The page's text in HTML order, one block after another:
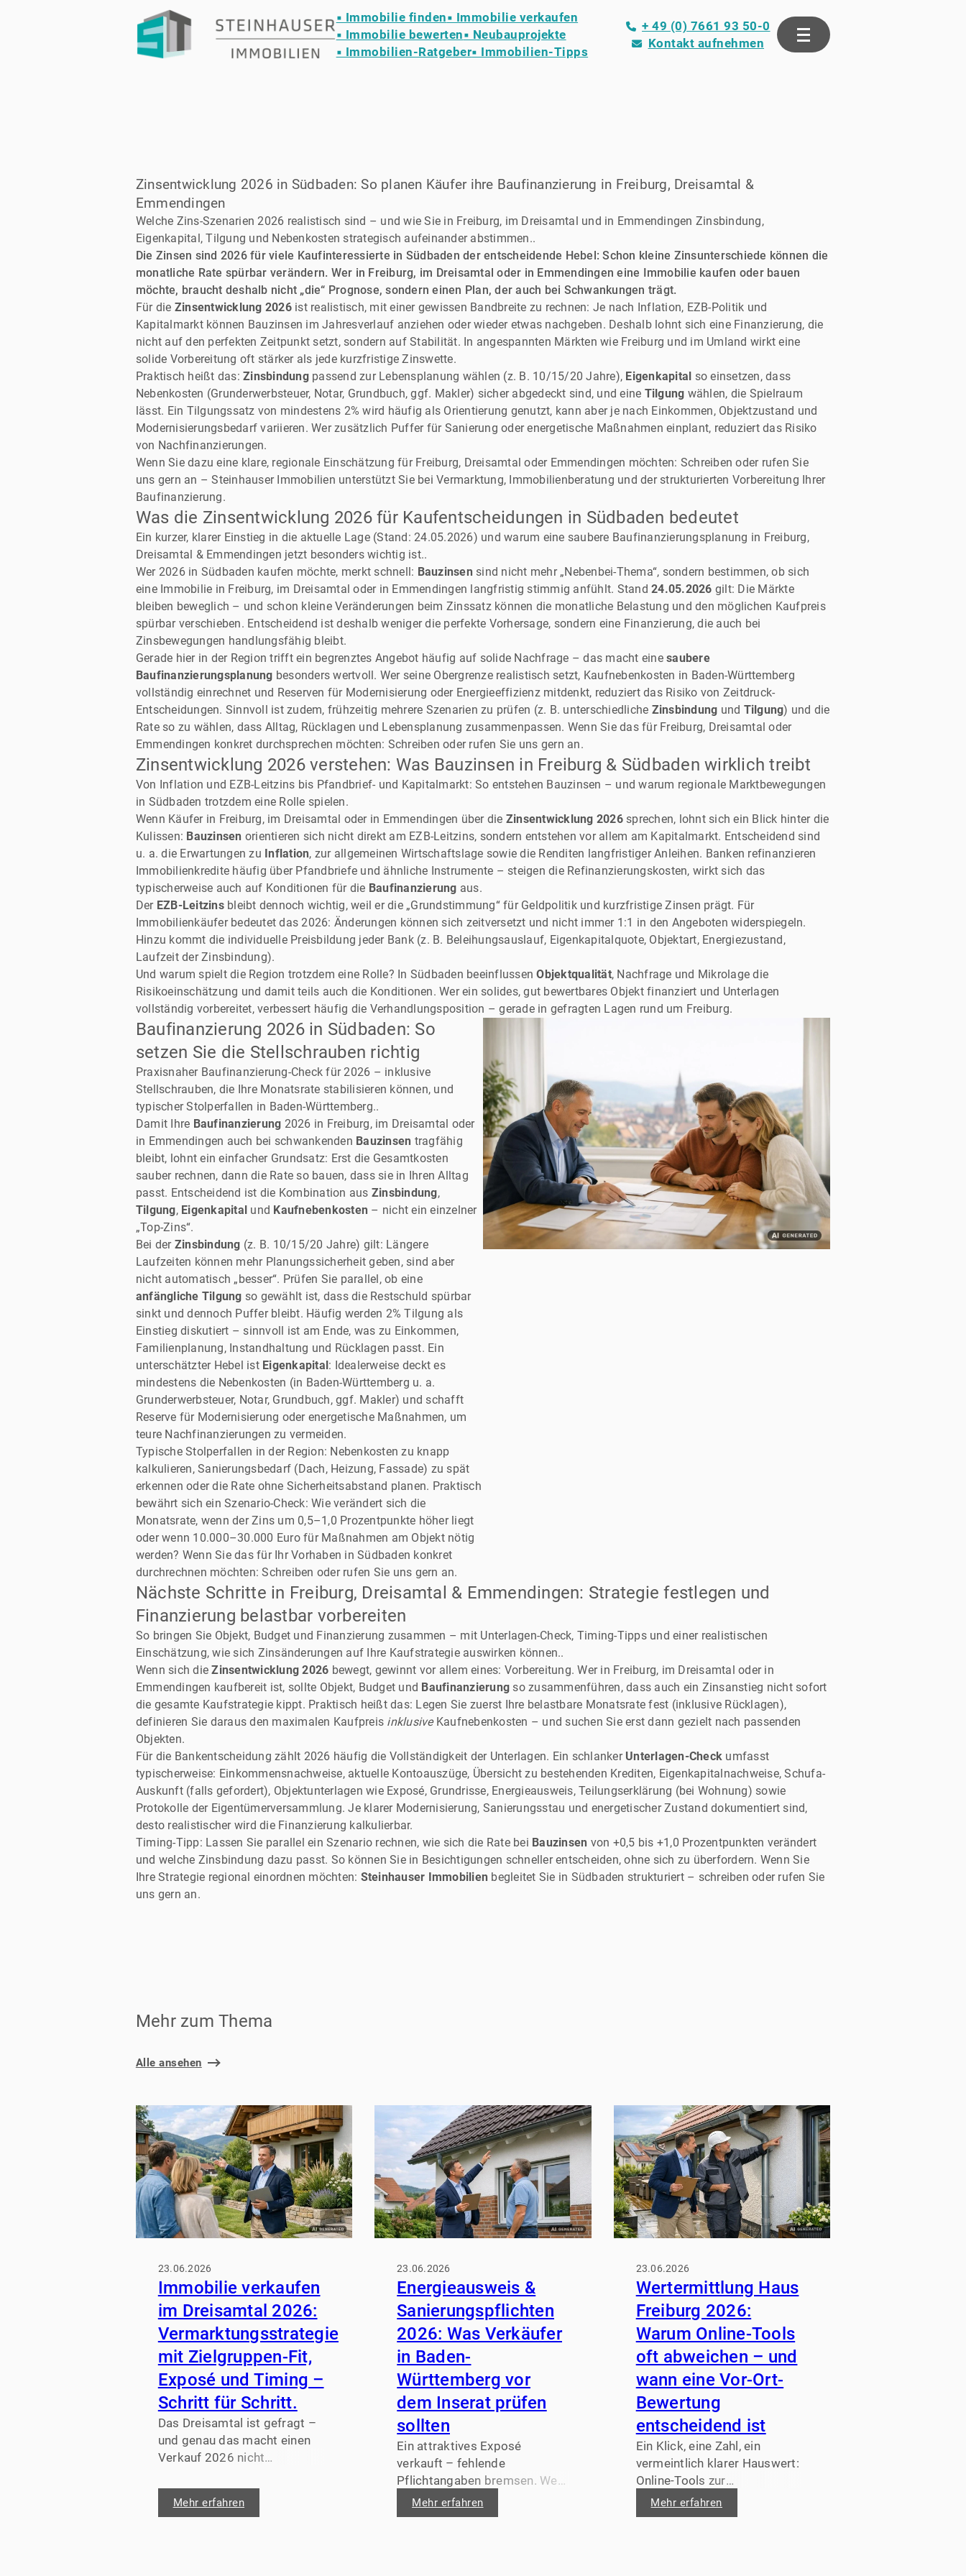
▪ Immobilie finden▪ Immobilie verkaufen
▪ Immobilie bewerten▪ Neubauprojekte
▪ Immobilien-Ratgeber▪ Immobilien-Tipps
+ 49 (0) 7661 93 50-0
Kontakt aufnehmen
Zinsentwicklung 2026 in Südbaden: So planen Käufer ihre Baufinanzierung in Freiburg, Dreisamtal &
Emmendingen
Welche Zins-Szenarien 2026 realistisch sind – und wie Sie in Freiburg, im Dreisamtal und in Emmendingen Zinsbindung,
Eigenkapital, Tilgung und Nebenkosten strategisch aufeinander abstimmen..
Die Zinsen sind 2026 für viele Kaufinteressierte in Südbaden der entscheidende Hebel: Schon kleine Zinsunterschiede können die
monatliche Rate spürbar verändern. Wer in Freiburg, im Dreisamtal oder in Emmendingen eine Immobilie kaufen oder bauen
möchte, braucht deshalb nicht „die“ Prognose, sondern einen Plan, der auch bei Schwankungen trägt.
Für die Zinsentwicklung 2026ist realistisch, mit einer gewissen Bandbreite zu rechnen: Je nach Inflation, EZB-Politik und
Kapitalmarkt können Bauzinsen im Jahresverlauf anziehen oder wieder etwas nachgeben. Deshalb lohnt sich eine Finanzierung, die
nicht auf den perfekten Zeitpunkt setzt, sondern auf Stabilität. In angespannten Märkten wie Freiburg und im Umland wirkt eine
solide Vorbereitung oft stärker als jede kurzfristige Zinswette.
Praktisch heißt das:Zinsbindungpassend zur Lebensplanung wählen (z. B. 10/15/20 Jahre), Eigenkapital so einsetzen, dass
Nebenkosten (Grunderwerbsteuer, Notar, Grundbuch, ggf. Makler) sicher abgedeckt sind, und eine Tilgung wählen, die Spielraum
lässt. Ein Tilgungssatz von mindestens 2% wird häufig als Orientierung genutzt, kann aber je nach Einkommen, Objektzustand und
Modernisierungsbedarf variieren. Wer zusätzlich Puffer für Sanierung oder energetische Maßnahmen einplant, reduziert das Risiko
von Nachfinanzierungen.
Wenn Sie dazu eine klare, regionale Einschätzung für Freiburg, Dreisamtal oder Emmendingen möchten: Schreiben oder rufen Sie
uns gern an – Steinhauser Immobilien unterstützt Sie bei Vermarktung, Immobilienberatung und der strukturierten Vorbereitung Ihrer
Baufinanzierung.
Was die Zinsentwicklung 2026 für Kaufentscheidungen in Südbaden bedeutet
Ein kurzer, klarer Einstieg in die aktuelle Lage (Stand: 24.05.2026) und warum eine saubere Baufinanzierungsplanung in Freiburg,
Dreisamtal & Emmendingen jetzt besonders wichtig ist..
Wer 2026 in Südbaden kaufen möchte, merkt schnell: Bauzinsen sind nicht mehr „Nebenbei-Thema“, sondern bestimmen, ob sich
eine Immobilie in Freiburg, im Dreisamtal oder in Emmendingen langfristig stimmig anfühlt. Stand24.05.2026 gilt: Die Märkte
bleiben beweglich – und schon kleine Veränderungen beim Zinssatz können die monatliche Belastung und den möglichen Kaufpreis
spürbar verschieben. Entscheidend ist deshalb weniger die perfekte Vorhersage, sondern eine Finanzierung, die auch bei
Zinsbewegungen handlungsfähig bleibt.
Gerade hier in der Region trifft ein begrenztes Angebot häufig auf solide Nachfrage – das macht einesaubere
Baufinanzierungsplanung besonders wertvoll. Wer seine Obergrenze realistisch setzt, Kaufnebenkosten in Baden-Württemberg
vollständig einrechnet und Reserven für Modernisierung oder Energieeffizienz mitdenkt, reduziert das Risiko von Zeitdruck-
Entscheidungen. Sinnvoll ist zudem, frühzeitig mehrere Szenarien zu prüfen (z. B. unterschiedliche Zinsbindung und Tilgung) und die
Rate so zu wählen, dass Alltag, Rücklagen und Lebensplanung zusammenpassen. Wenn Sie das für Freiburg, Dreisamtal oder
Emmendingen konkret durchsprechen möchten: Schreiben oder rufen Sie uns gern an.
Zinsentwicklung 2026 verstehen: Was Bauzinsen in Freiburg & Südbaden wirklich treibt
Von Inflation und EZB-Leitzins bis Pfandbrief- und Kapitalmarkt: So entstehen Bauzinsen – und warum regionale Marktbewegungen
in Südbaden trotzdem eine Rolle spielen.
Wenn Käufer in Freiburg, im Dreisamtal oder in Emmendingen über die Zinsentwicklung 2026sprechen, lohnt sich ein Blick hinter die
Kulissen: Bauzinsen orientieren sich nicht direkt am EZB-Leitzins, sondern entstehen vor allem am Kapitalmarkt. Entscheidend sind
u. a. die Erwartungen zu Inflation, zur allgemeinen Wirtschaftslage sowie die Renditen langfristiger Anleihen. Banken refinanzieren
Immobilienkredite häufig über Pfandbriefe und ähnliche Instrumente – steigen die Refinanzierungskosten, wirkt sich das
typischerweise auch auf Konditionen für die Baufinanzierung aus.
Der EZB-Leitzinsbleibt dennoch wichtig, weil er die „Grundstimmung“ für Geldpolitik und kurzfristige Zinsen prägt. Für
Immobilienkäufer bedeutet das 2026: Änderungen können sich zeitversetzt und nicht immer 1:1 in den Angeboten widerspiegeln.
Hinzu kommt die individuelle Preisbildung jeder Bank (z. B. Beleihungsauslauf, Eigenkapitalquote, Objektart, Energiezustand,
Laufzeit der Zinsbindung).
Und warum spielt die Region trotzdem eine Rolle? In Südbaden beeinflussenObjektqualität, Nachfrage und Mikrolage die
Risikoeinschätzung und damit teils auch die Konditionen. Wer ein solides, gut bewertbares Objekt finanziert und Unterlagen
vollständig vorbereitet, verbessert häufig die Verhandlungsposition – gerade in gefragten Lagen rund um Freiburg.
Baufinanzierung 2026 in Südbaden: So
setzen Sie die Stellschrauben richtig
Praxisnaher Baufinanzierung-Check für 2026 – inklusive
Stellschrauben, die Ihre Monatsrate stabilisieren können, und
typischer Stolperfallen in Baden-Württemberg..
Damit Ihre Baufinanzierung 2026 in Freiburg, im Dreisamtal oder
in Emmendingen auch bei schwankenden Bauzinsen tragfähig
bleibt, lohnt ein einfacher Grundsatz: Erst die Gesamtkosten
sauber rechnen, dann die Rate so bauen, dass sie in Ihren Alltag
passt. Entscheidend ist die Kombination aus Zinsbindung,
Tilgung, Eigenkapital und Kaufnebenkosten – nicht ein einzelner
„Top-Zins“.
Bei der Zinsbindung (z. B. 10/15/20 Jahre) gilt: Längere
Laufzeiten können mehr Planungssicherheit geben, sind aber
nicht automatisch „besser“. Prüfen Sie parallel, ob eine
anfängliche Tilgung so gewählt ist, dass die Restschuld spürbar
sinkt und dennoch Puffer bleibt. Häufig werden 2% Tilgung als
Einstieg diskutiert – sinnvoll ist am Ende, was zu Einkommen,
Familienplanung, Instandhaltung und Rücklagen passt. Ein
unterschätzter Hebel ist Eigenkapital: Idealerweise deckt es
mindestens die Nebenkosten (in Baden-Württemberg u. a.
Grunderwerbsteuer, Notar, Grundbuch, ggf. Makler) und schafft
Reserve für Modernisierung oder energetische Maßnahmen, um
teure Nachfinanzierungen zu vermeiden.
Typische Stolperfallen in der Region: Nebenkosten zu knapp
kalkulieren, Sanierungsbedarf (Dach, Heizung, Fassade) zu spät
erkennen oder die Rate ohne Sicherheitsabstand planen. Praktisch
bewährt sich ein Szenario-Check: Wie verändert sich die
Monatsrate, wenn der Zins um 0,5–1,0 Prozentpunkte höher liegt
oder wenn 10.000–30.000 Euro für Maßnahmen am Objekt nötig
werden? Wenn Sie das für Ihr Vorhaben in Südbaden konkret
durchrechnen möchten: Schreiben oder rufen Sie uns gern an.
Nächste Schritte in Freiburg, Dreisamtal & Emmendingen: Strategie festlegen und
Finanzierung belastbar vorbereiten
So bringen Sie Objekt, Budget und Finanzierung zusammen – mit Unterlagen-Check, Timing-Tipps und einer realistischen
Einschätzung, wie sich Zinsänderungen auf Ihre Kaufstrategie auswirken können..
Wenn sich dieZinsentwicklung 2026 bewegt, gewinnt vor allem eines: Vorbereitung. Wer in Freiburg, im Dreisamtal oder in
Emmendingen kaufbereit ist, sollte Objekt, Budget und Baufinanzierung so zusammenführen, dass auch ein Zinsanstieg nicht sofort
die gesamte Kaufstrategie kippt. Praktisch heißt das: Legen Sie zuerst Ihre belastbare Monatsrate fest (inklusive Rücklagen),
definieren Sie daraus den maximalen Kaufpreis inklusiveKaufnebenkosten – und suchen Sie erst dann gezielt nach passenden
Objekten.
Für die Bankentscheidung zählt 2026 häufig die Vollständigkeit der Unterlagen. Ein schlanker Unterlagen-Check umfasst
typischerweise: Einkommensnachweise, aktuelle Kontoauszüge, Übersicht zu bestehenden Krediten, Eigenkapitalnachweise, Schufa-
Auskunft (falls gefordert), Objektunterlagen wie Exposé, Grundrisse, Energieausweis, Teilungserklärung (bei Wohnung) sowie
Protokolle der Eigentümerversammlung. Je klarer Modernisierung, Sanierungsstau und energetischer Zustand dokumentiert sind,
desto realistischer wird die Finanzierung kalkulierbar.
Timing-Tipp: Lassen Sie parallel ein Szenario rechnen, wie sich die Rate bei Bauzinsen von +0,5 bis +1,0 Prozentpunkten verändert
und welche Zinsbindung dazu passt. So können Sie in Besichtigungen schneller entscheiden, ohne sich zu überfordern. Wenn Sie
Ihre Strategie regional einordnen möchten: Steinhauser Immobilien begleitet Sie in Südbaden strukturiert – schreiben oder rufen Sie
uns gern an.
Mehr zum Thema
Alle ansehen
23.06.2026
Immobilie verkaufen
im Dreisamtal 2026:
Vermarktungsstrategie
mit Zielgruppen-Fit,
Exposé und Timing –
Schritt für Schritt.
Das Dreisamtal ist gefragt –
und genau das macht einen
Verkauf 2026 nicht
heute im Raum Kirchzarten,
Oberried oder Stegen eine
Mehr erfahren
23.06.2026
Energieausweis &
Sanierungspflichten
2026: Was Verkäufer
in Baden-
Württemberg vor
dem Inserat prüfen
sollten
Ein attraktives Exposé
verkauft – fehlende
Pflichtangaben bremsen. Wer
2026 in Baden-Württemberg
eine Immobilie inserieren will,
Mehr erfahren
23.06.2026
Wertermittlung Haus
Freiburg 2026:
Warum Online-Tools
oft abweichen – und
wann eine Vor-Ort-
Bewertung
entscheidend ist
Ein Klick, eine Zahl, ein
vermeintlich klarer Hauswert:
Online-Tools zur
Wertermittlung wirken 2026 in
Freiburg verlockend einfach.
Mehr erfahren